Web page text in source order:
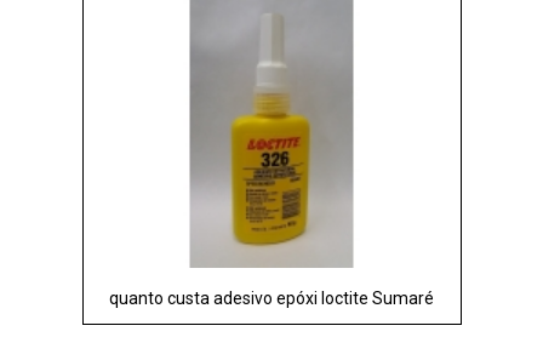
quanto custa adesivo epóxi loctite Sumaré